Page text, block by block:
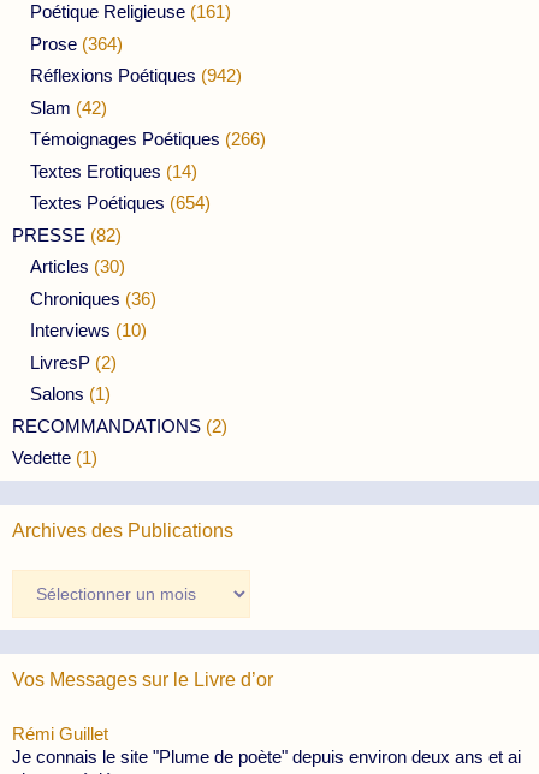
Poétique Religieuse (161)
Prose (364)
Réflexions Poétiques (942)
Slam (42)
Témoignages Poétiques (266)
Textes Erotiques (14)
Textes Poétiques (654)
PRESSE (82)
Articles (30)
Chroniques (36)
Interviews (10)
LivresP (2)
Salons (1)
RECOMMANDATIONS (2)
Vedette (1)
Archives des Publications
des
Publications
Vos Messages sur le Livre d’or
Rémi Guillet
Je connais le site "Plume de poète" depuis environ deux ans et ai